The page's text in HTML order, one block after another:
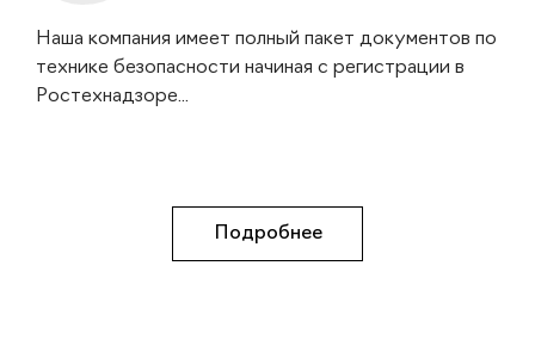
Наша компания имеет полный пакет документов по
технике безопасности начиная с регистрации в
Ростехнадзоре...
Подробнее